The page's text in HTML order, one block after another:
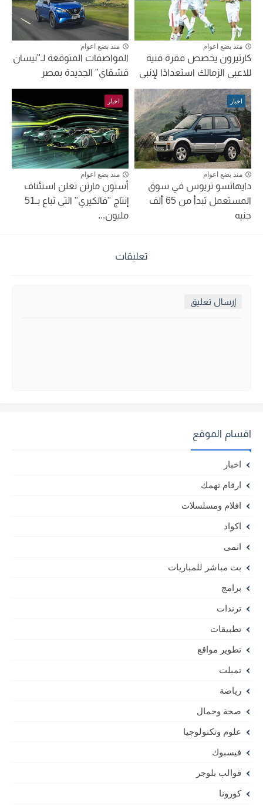
منذ بضع اعوام
كارتيرون يخصص فقرة فنية
للاعبى الزمالك استعدادًا لإنبى
منذ بضع اعوام
المواصفات المتوقعة لـ"نيسان
قشقاي" الجديدة بمصر
اخبار
منذ بضع اعوام
دايهاتسو تريوس في سوق
المستعمل تبدأ من 65 ألف
جنيه
اخبار
منذ بضع اعوام
أستون مارتن تعلن استئناف
إنتاج "فالكيري" التي تباع بـ51
مليون...
تعليقات
إرسال تعليق
اقسام الموقع
اخبار
ارقام تهمك
افلام ومسلسلات
اكواد
انمى
بث مباشر للمباريات
برامج
ترندات
تطبيقات
تطوير مواقع
تمبلت
رياضة
صحة وجمال
علوم وتكنولوجيا
فيسبوك
قوالب بلوجر
كورونا